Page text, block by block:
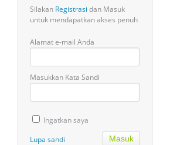
Silakan Registrasi dan Masuk
untuk mendapatkan akses penuh
Alamat e-mail Anda
Masukkan Kata Sandi
Ingatkan saya
Lupa sandi